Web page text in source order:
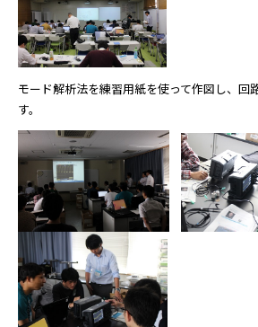
モード解析法を練習用紙を使って作図し、回
す。